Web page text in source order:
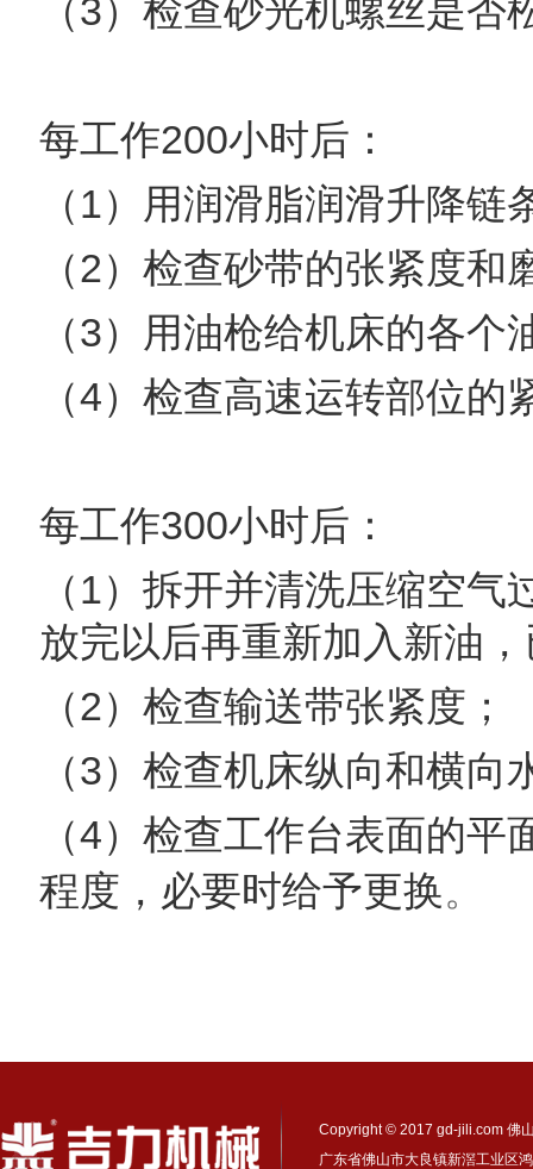
（3）检查砂光机螺丝是
每工作200小时后：
（1）用润滑脂润滑升降
（2）检查砂带的张紧度和
（3）用油枪给机床的各个
（4）检查高速运转部位
每工作300小时后：
（1）拆开并清洗压缩空
放完以后再重新加入新油
（2）检查输送带张紧度；
（3）检查机床纵向和横向
（4）检查工作台表面的
程度，必要时给予更换。
Copyright © 2017 gd-jili.com 佛
广东省佛山市大良镇新滘工业区